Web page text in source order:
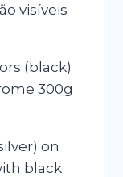
visíveis
(black)
300g
on
black